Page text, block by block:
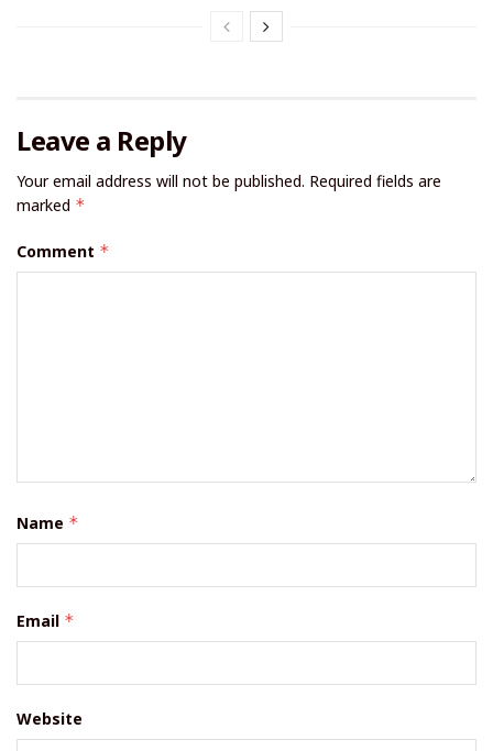
Leave a Reply
Your email address will not be published. Required fields are
marked *
Comment *
Name *
Email *
Website